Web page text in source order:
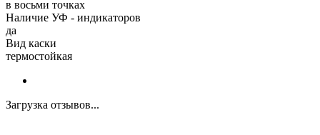
в восьми точках
Наличие УФ - индикаторов
да
Вид каски
термостойкая
Загрузка отзывов...